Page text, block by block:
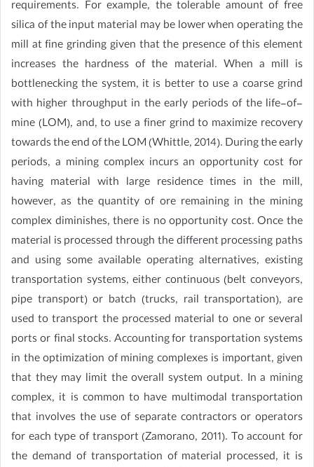
requirements. For example, the tolerable amount of free
silica of the input material may be lower when operating the
mill at fine grinding given that the presence of this element
increases the hardness of the material. When a mill is
bottlenecking the system, it is better to use a coarse grind
with higher throughput in the early periods of the life-of-
mine (LOM), and, to use a finer grind to maximize recovery
towards the end of the LOM (Whittle, 2014). During the early
periods, a mining complex incurs an opportunity cost for
having material with large residence times in the mill,
however, as the quantity of ore remaining in the mining
complex diminishes, there is no opportunity cost. Once the
material is processed through the different processing paths
and using some available operating alternatives, existing
transportation systems, either continuous (belt conveyors,
pipe transport) or batch (trucks, rail transportation), are
used to transport the processed material to one or several
ports or final stocks. Accounting for transportation systems
in the optimization of mining complexes is important, given
that they may limit the overall system output. In a mining
complex, it is common to have multimodal transportation
that involves the use of separate contractors or operators
for each type of transport (Zamorano, 2011). To account for
the demand of transportation of material processed, it is